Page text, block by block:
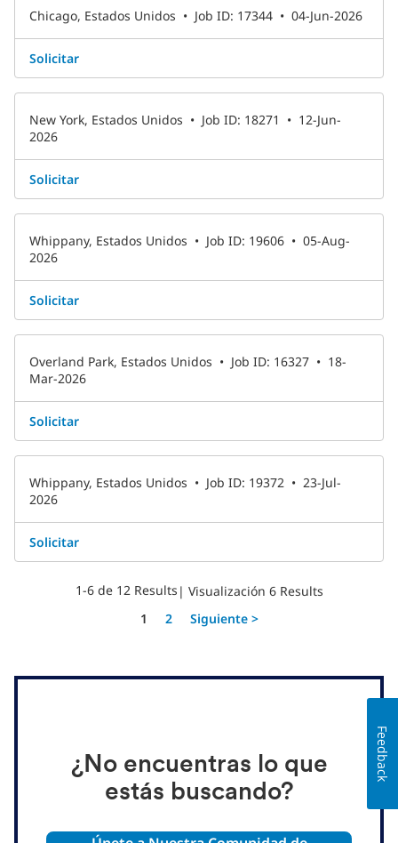
Chicago, Estados Unidos • Job ID: 17344 • 04-Jun-2026
Solicitar
New York, Estados Unidos • Job ID: 18271 • 12-Jun-
2026
Solicitar
Whippany, Estados Unidos • Job ID: 19606 • 05-Aug-
2026
Solicitar
Overland Park, Estados Unidos • Job ID: 16327 • 18-
Mar-2026
Solicitar
Whippany, Estados Unidos • Job ID: 19372 • 23-Jul-
2026
Solicitar
1-6 de 12 Results | Visualización 6 Results
Página
1 2 Siguiente >
¿No encuentras lo que
estás buscando?
Feedback